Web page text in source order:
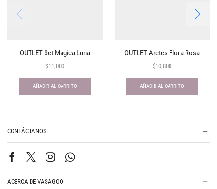
OUTLET Set Magica Luna
$11,000
AÑADIR AL CARRITO
OUTLET Aretes Flora Rosa
$10,800
AÑADIR AL CARRITO
CONTÁCTANOS
ACERCA DE VASAGOO